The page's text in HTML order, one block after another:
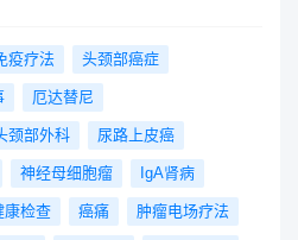
疫疗法 头颈部癌症
厄达替尼
颈部外科 尿路上皮癌
神经母细胞瘤 IgA肾病
康检查 癌痛 肿瘤电场疗法